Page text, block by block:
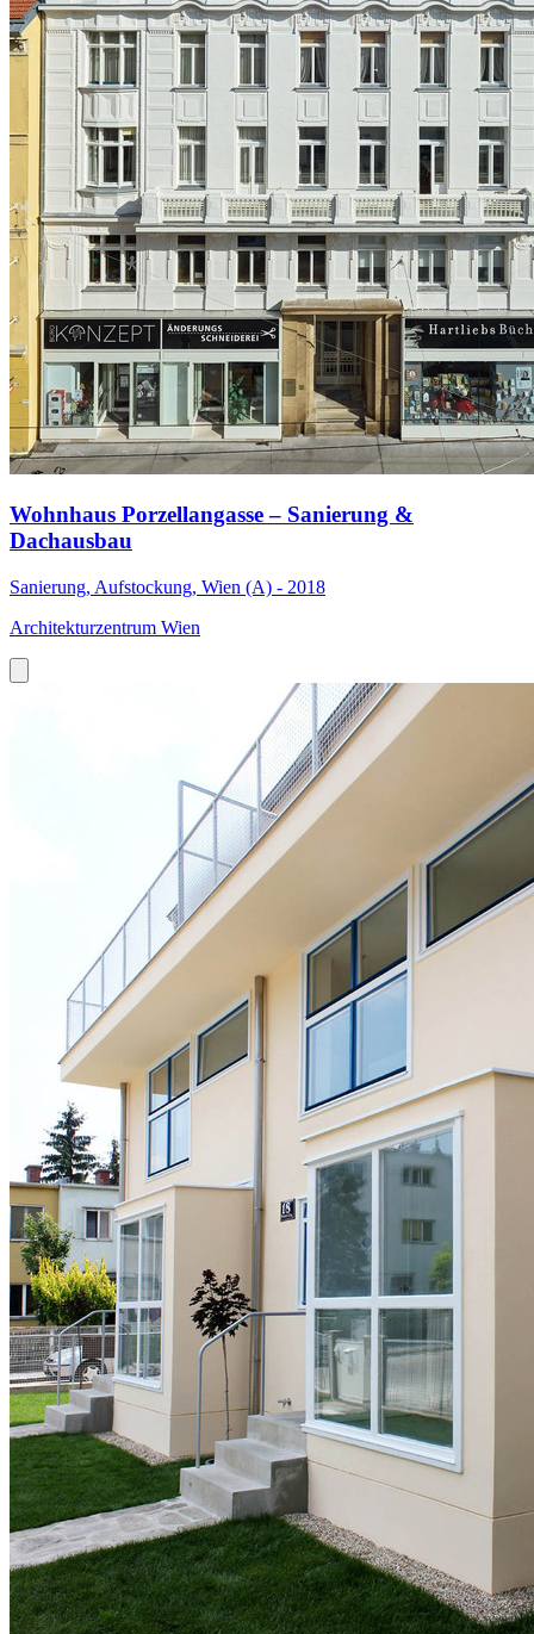
Wohnhaus Porzellangasse – Sanierung &
Dachausbau
Sanierung, Aufstockung, Wien (A) - 2018
Architekturzentrum Wien